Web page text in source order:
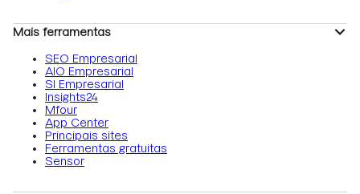
Mais ferramentas
SEO Empresarial
AIO Empresarial
SI Empresarial
Insights24
Mfour
App Center
Principais sites
Ferramentas gratuitas
Sensor